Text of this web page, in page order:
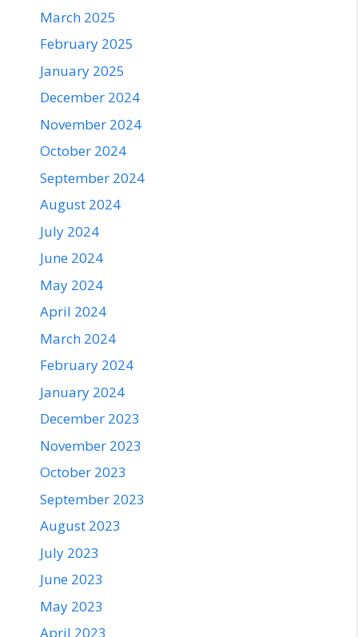
March 2025
February 2025
January 2025
December 2024
November 2024
October 2024
September 2024
August 2024
July 2024
June 2024
May 2024
April 2024
March 2024
February 2024
January 2024
December 2023
November 2023
October 2023
September 2023
August 2023
July 2023
June 2023
May 2023
April 2023